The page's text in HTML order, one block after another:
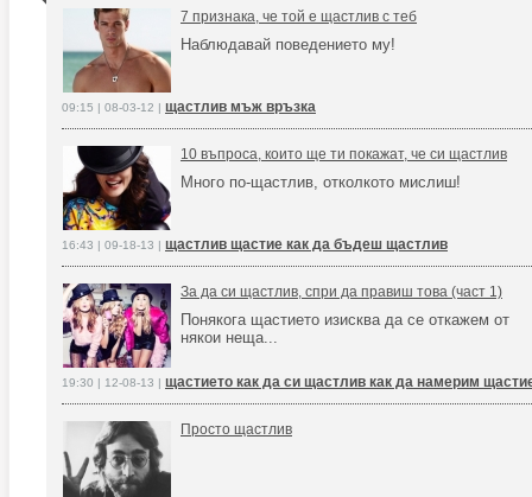
7 признака, че той е щастлив с теб
Наблюдавай поведението му!
09:15 | 08-03-12 | щастлив мъж връзка
10 въпроса, които ще ти покажат, че си щастлив
Много по-щастлив, отколкото мислиш!
16:43 | 09-18-13 | щастлив щастие как да бъдеш щастлив
За да си щастлив, спри да правиш това (част 1)
Понякога щастието изисква да се откажем от
някои неща...
19:30 | 12-08-13 | щастието как да си щастлив как да намерим
Просто щастлив